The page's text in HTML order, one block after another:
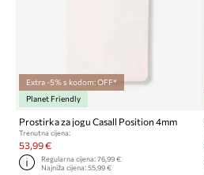
Extra -5% s kodom: OFF*
Planet Friendly
Prostirka za jogu Casall Position 4mm
Trenutna cijena:
53,99 €
Regularna cijena:76,99 €
Najniža cijena:55,99 €